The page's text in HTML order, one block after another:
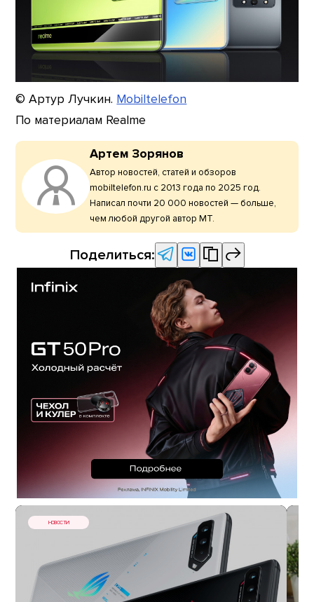
© Артур Лучкин. Mobiltelefon
По материалам Realme
Артем Зорянов
Автор новостей, статей и обзоров
mobiltelefon.ru с 2013 года по 2025 год.
Написал почти 20 000 новостей — больше,
чем любой другой автор МТ.
Поделиться:
НОВОСТИ